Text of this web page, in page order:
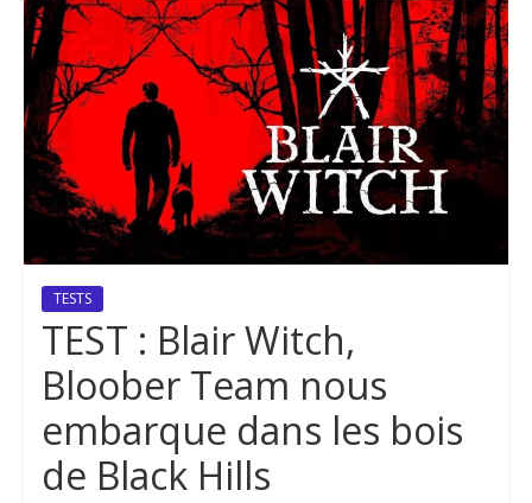
TESTS
TEST : Blair Witch,
Bloober Team nous
embarque dans les bois
de Black Hills